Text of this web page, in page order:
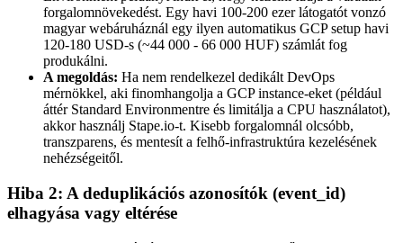
forgalomnövekedést. Egy havi 100-200 ezer látogatót vonzó
magyar webáruháznál egy ilyen automatikus GCP setup havi
120-180 USD-s (~44 000 - 66 000 HUF) számlát fog
produkálni.
A megoldás: Ha nem rendelkezel dedikált DevOps
mérnökkel, aki finomhangolja a GCP instance-eket (például
áttér Standard Environmentre és limitálja a CPU használatot),
akkor használj Stape.io-t. Kisebb forgalomnál olcsóbb,
transzparens, és mentesít a felhő-infrastruktúra kezelésének
nehézségeitől.
Hiba 2: A deduplikációs azonosítók (event_id)
elhagyása vagy eltérése